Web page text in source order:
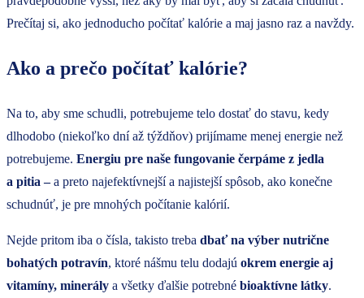
Prečítaj si, ako jednoducho počítať kalórie a maj jasno raz a navždy.
Ako a prečo počítať kalórie?
Na to, aby sme schudli, potrebujeme telo dostať do stavu, kedy
dlhodobo (niekoľko dní až týždňov) prijímame menej energie než
potrebujeme. Energiu pre naše fungovanie čerpáme z jedla
a pitia –a preto najefektívnejší a najistejší spôsob, ako konečne
schudnúť, je pre mnohých počítanie kalórií.
Nejde pritom iba o čísla, takisto treba dbať na výber nutrične
bohatých potravín, ktoré nášmu telu dodajú okrem energie aj
vitamíny, minerály a všetky ďalšie potrebné bioaktívne látky.